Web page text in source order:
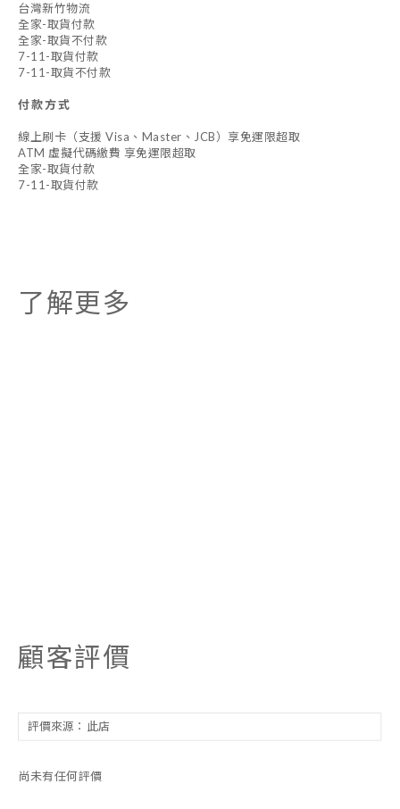
台灣新竹物流
全家-取貨付款
全家-取貨不付款
7-11-取貨付款
7-11-取貨不付款
付款方式
線上刷卡（支援 Visa、Master、JCB）享免運限超取
ATM 虛擬代碼繳費 享免運限超取
全家-取貨付款
7-11-取貨付款
了解更多
顧客評價
尚未有任何評價